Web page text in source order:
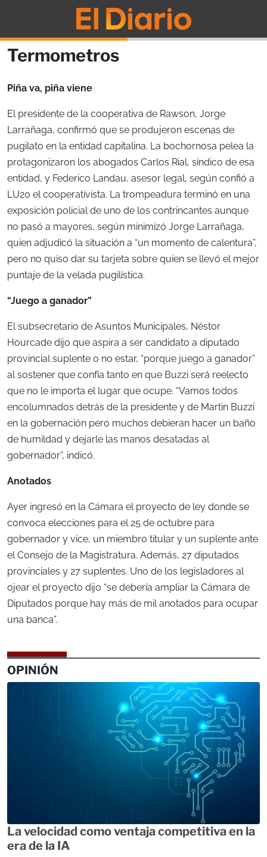
Termometros
Piña va, piña viene
El presidente de la cooperativa de Rawson, Jorge
Larrañaga, confirmó que se produjeron escenas de
pugilato en la entidad capitalina. La bochornosa pelea la
protagonizaron los abogados Carlos Rial, síndico de esa
entidad, y Federico Landau, asesor legal, según confió a
LU20 el cooperativista. La trompeadura terminó en una
exposición policial de uno de los contrincantes aunque
no pasó a mayores, según minimizó Jorge Larrañaga,
quien adjudicó la situación a “un momento de calentura”,
pero no quiso dar su tarjeta sobre quien se llevó el mejor
puntaje de la velada pugilística.
“Juego a ganador”
El subsecretario de Asuntos Municipales, Néstor
Hourcade dijo que aspira a ser candidato a diputado
provincial suplente o no estar, “porque juego a ganador”
al sostener que confía tanto en que Buzzi será reelecto
que no le importa el lugar que ocupe. “Vamos todos
encolumnados detrás de la presidente y de Martin Buzzi
en la gobernación pero muchos debieran hacer un baño
de humildad y dejarle las manos desatadas al
gobernador”, indicó.
Anotados
Ayer ingresó en la Cámara el proyecto de ley donde se
convoca elecciones para el 25 de octubre para
gobernador y vice, un miembro titular y un suplente ante
el Consejo de la Magistratura. Además, 27 diputados
provinciales y 27 suplentes. Uno de los legisladores al
ojear el proyecto dijo “se debería ampliar la Cámara de
Diputados porque hay más de mil anotados para ocupar
una banca”.
OPINIÓN
La velocidad como ventaja competitiva en la
era de la IA